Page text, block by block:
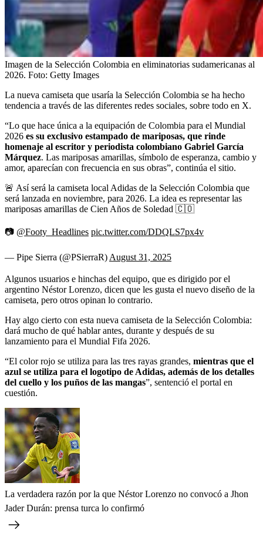
Imagen de la Selección Colombia en eliminatorias sudamericanas al
2026. Foto: Getty Images
La nueva camiseta que usaría la Selección Colombia se ha hecho
tendencia a través de las diferentes redes sociales, sobre todo en X.
“Lo que hace única a la equipación de Colombia para el Mundial
2026 es su exclusivo estampado de mariposas, que rinde
homenaje al escritor y periodista colombiano Gabriel García
Márquez. Las mariposas amarillas, símbolo de esperanza, cambio y
amor, aparecían con frecuencia en sus obras”, continúa el sitio.
🚨 Así será la camiseta local Adidas de la Selección Colombia que
será lanzada en noviembre, para 2026. La idea es representar las
mariposas amarillas de Cien Años de Soledad 🇨🇴
📷 @Footy_Headlines pic.twitter.com/DDQLS7px4v
— Pipe Sierra (@PSierraR) August 31, 2025
Algunos usuarios e hinchas del equipo, que es dirigido por el
argentino Néstor Lorenzo, dicen que les gusta el nuevo diseño de la
camiseta, pero otros opinan lo contrario.
Hay algo cierto con esta nueva camiseta de la Selección Colombia:
dará mucho de qué hablar antes, durante y después de su
lanzamiento para el Mundial Fifa 2026.
“El color rojo se utiliza para las tres rayas grandes, mientras que el
azul se utiliza para el logotipo de Adidas, además de los detalles
del cuello y los puños de las mangas”, sentenció el portal en
cuestión.
La verdadera razón por la que Néstor Lorenzo no convocó a Jhon
Jader Durán: prensa turca lo confirmó